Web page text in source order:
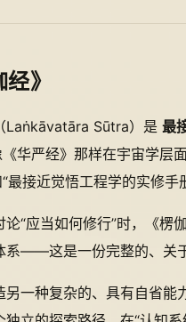
》
Laṅkāvatāra Sūtra）是 最
华严经》那样在宇宙学
接近觉悟工程学的实修手册
“应当如何修行”时，《楞
——这是一份完整的、关
一种复杂的、具有自省能